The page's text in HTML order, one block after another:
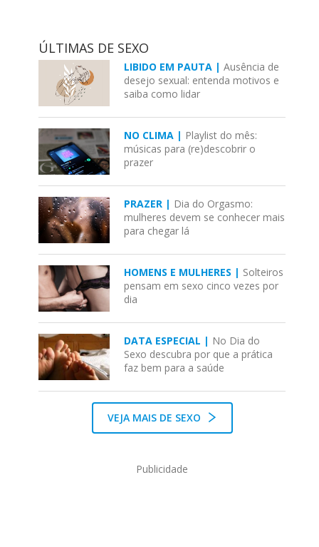
ÚLTIMAS DE SEXO
LIBIDO EM PAUTA |Ausência de
desejo sexual: entenda motivos e
saiba como lidar
NO CLIMA | Playlist do mês:
músicas para (re)descobrir o
prazer
PRAZER | Dia do Orgasmo:
mulheres devem se conhecer mais
para chegar lá
HOMENS E MULHERES | Solteiros
pensam em sexo cinco vezes por
dia
DATA ESPECIAL | No Dia do
Sexo descubra por que a prática
faz bem para a saúde
VEJA MAIS DE SEXO
Publicidade